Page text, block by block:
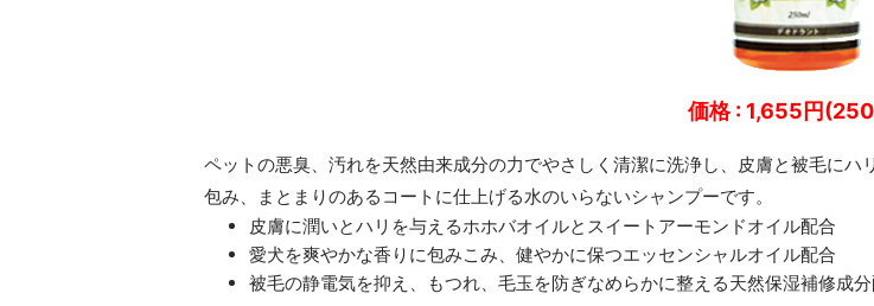
価格 : 1,655円
ペットの悪臭、汚れを天然由来成分の力でやさしく清潔に洗浄し、皮膚と被毛に
包み、まとまりのあるコートに仕上げる水のいらないシャンプーです。
皮膚に潤いとハリを与えるホホバオイルとスイートアーモンドオイル配合
愛犬を爽やかな香りに包みこみ、健やかに保つエッセンシャルオイル配合
被毛の静電気を抑え、もつれ、毛玉を防ぎなめらかに整える天然保湿補修成